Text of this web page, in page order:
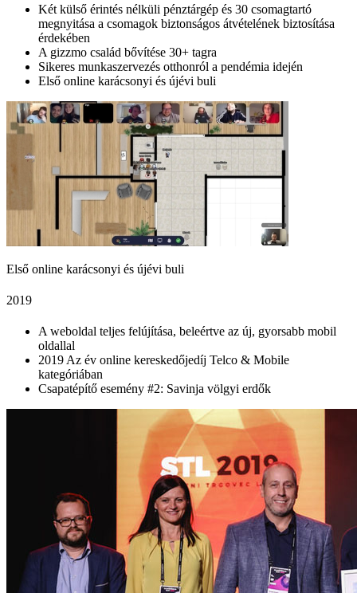
Két külső érintés nélküli pénztárgép és 30 csomagtartó
megnyitása a csomagok biztonságos átvételének biztosítása
érdekében
A gizzmo család bővítése 30+ tagra
Sikeres munkaszervezés otthonról a pendémia idején
Első online karácsonyi és újévi buli
Első online karácsonyi és újévi buli
2019
A weboldal teljes felújítása, beleértve az új, gyorsabb mobil
oldallal
2019 Az év online kereskedőjedíj Telco & Mobile
kategóriában
Csapatépítő esemény #2: Savinja völgyi erdők